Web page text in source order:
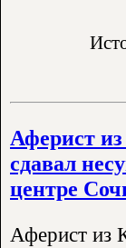
Аферист
сдавал
центре
Аферист из